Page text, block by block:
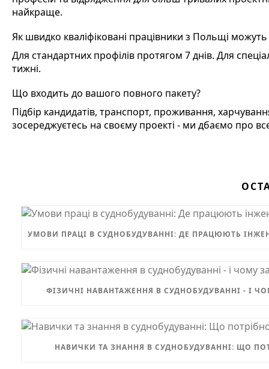
найкраще.
Як швидко кваліфіковані працівники з Польщі можуть
Для стандартних профілів протягом 7 днів. Для
тижні.
Що входить до вашого повного пакету?
Підбір кандидатів, транспорт, проживання,
зосереджуєтесь на своєму проекті - ми дбаємо про
УМОВИ ПРАЦІ В СУДНОБУДУВАННІ: ДЕ ПРАЦЮЮТЬ
ФІЗИЧНІ НАВАНТАЖЕННЯ В СУДНОБУДУВАННІ - І
НАВИЧКИ ТА ЗНАННЯ В СУДНОБУДУВАННІ: ЩО